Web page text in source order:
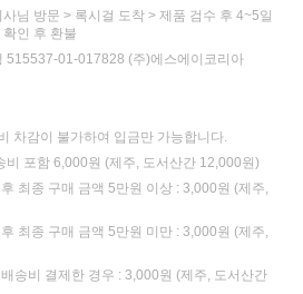
님 방문 > 록시걸 도착 > 제품 검수 후 4~5일
인 후 환불
515537-01-017828 (주)에스에이코리아
차감이 불가하여 입금만 가능합니다.
비 포함 6,000원 (제주, 도서산간 12,000원)
최종 구매 금액 5만원 이상 : 3,000원 (제주,
최종 구매 금액 5만원 미만 : 3,000원 (제주,
송비 결제한 경우 : 3,000원 (제주, 도서산간